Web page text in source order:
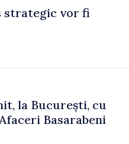
strategic vor fi
la București, cu
Basarabeni